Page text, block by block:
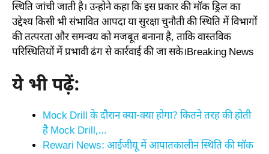
स्थिति जांची जाती है। उन्होने कहा कि इस प्रकार की मॉक ड्रिल का
उद्देश्य किसी भी संभावित आपदा या सुरक्षा चुनौती की स्थिति में विभागों
की तत्परता और समन्वय को मजबूत बनाना है, ताकि वास्तविक
परिस्थितियों में प्रभावी ढंग से कार्रवाई की जा सके।Breaking News
ये भी पढ़ें:
Mock Drill के दौरान क्‍या-क्‍या होगा? कितने तरह की होती
है Mock Drill,…
Rewari News: आईजीयू में आपातकालीन स्थिति की मॉक